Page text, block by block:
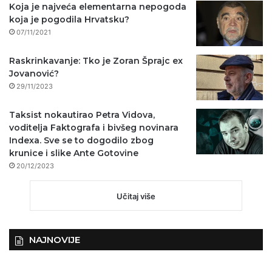
Koja je najveća elementarna nepogoda
koja je pogodila Hrvatsku?
07/11/2021
Raskrinkavanje: Tko je Zoran Šprajc ex
Jovanović?
29/11/2023
Taksist nokautirao Petra Vidova,
voditelja Faktografa i bivšeg novinara
Indexa. Sve se to dogodilo zbog
krunice i slike Ante Gotovine
20/12/2023
Učitaj više
NAJNOVIJE